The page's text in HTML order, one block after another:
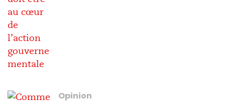
Opinion